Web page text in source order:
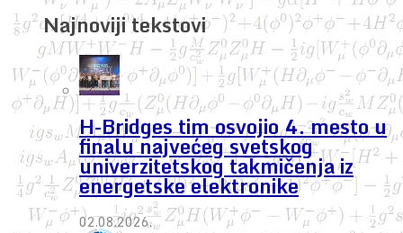
Najnoviji tekstovi
H-Bridges tim osvojio 4. mesto u
finalu najvećeg svetskog
univerzitetskog takmičenja iz
energetske elektronike
02.08.2026.